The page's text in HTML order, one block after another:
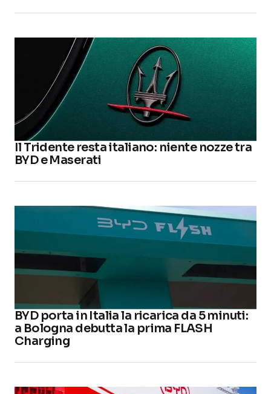
Il Tridente resta italiano: niente nozze tra
BYD e Maserati
BYD porta in Italia la ricarica da 5 minuti:
a Bologna debutta la prima FLASH
Charging